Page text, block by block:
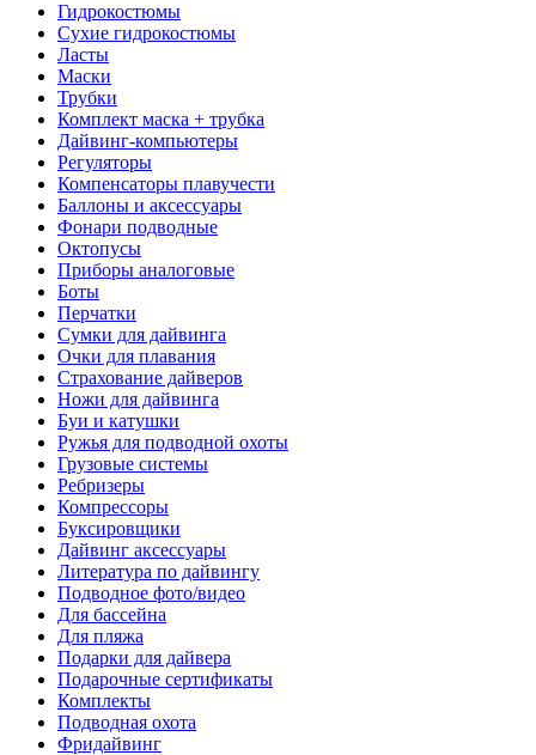
Гидрокостюмы
Сухие гидрокостюмы
Ласты
Маски
Трубки
Комплект маска + трубка
Дайвинг-компьютеры
Регуляторы
Компенсаторы плавучести
Баллоны и аксессуары
Фонари подводные
Октопусы
Приборы аналоговые
Боты
Перчатки
Сумки для дайвинга
Очки для плавания
Страхование дайверов
Ножи для дайвинга
Буи и катушки
Ружья для подводной охоты
Грузовые системы
Ребризеры
Компрессоры
Буксировщики
Дайвинг аксессуары
Литература по дайвингу
Подводное фото/видео
Для бассейна
Для пляжа
Подарки для дайвера
Подарочные сертификаты
Комплекты
Подводная охота
Фридайвинг